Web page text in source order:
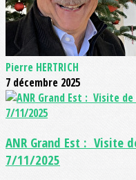
Pierre HERTRICH
7 décembre 2025
ANR Grand Est : Visite
7/11/2025